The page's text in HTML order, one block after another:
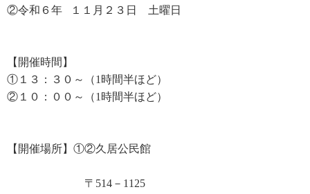
②令和６年 １１月２３日 土曜日
【開催時間】
①１３：３０～（1時間半ほど）
②１０：００～（1時間半ほど）
【開催場所】①②久居公民館
〒514－1125